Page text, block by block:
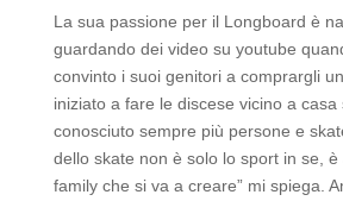
La sua passione per il Longboard è
guardando dei video su youtube
convinto i suoi genitori a comprargli
iniziato a fare le discese vicino a
conosciuto sempre più persone e
dello skate non è solo lo sport in se, è
family che si va a creare” mi spiega.